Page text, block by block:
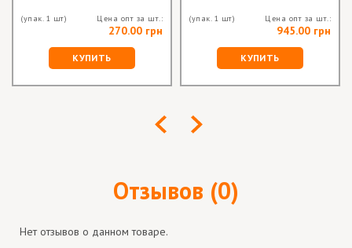
(упак. 1 шт) Цена опт за шт.:
270.00 грн
КУПИТЬ
(упак. 1 шт) Цена опт за шт.:
945.00 грн
КУПИТЬ
Отзывов (0)
Нет отзывов о данном товаре.